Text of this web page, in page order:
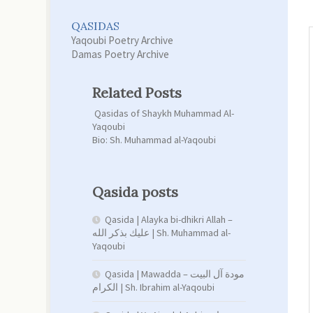
QASIDAS
Yaqoubi Poetry Archive
Damas Poetry Archive
Related Posts
Qasidas of Shaykh Muhammad Al-
Yaqoubi
Bio: Sh. Muhammad al-Yaqoubi
Qasida posts
Qasida | Alayka bi-dhikri Allah –
عليك بذكر الله | Sh. Muhammad al-
Yaqoubi
Qasida | Mawadda – مودة آل البيت
الكرام | Sh. Ibrahim al-Yaqoubi